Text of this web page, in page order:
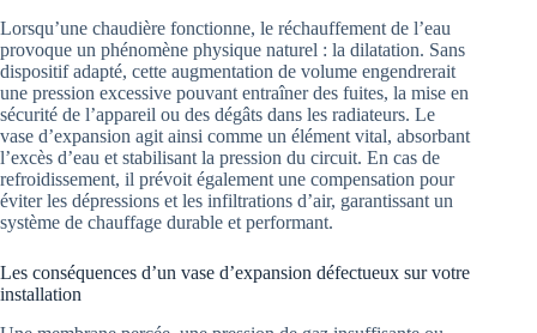
Lorsqu’une chaudière fonctionne, le réchauffement de l’eau
provoque un phénomène physique naturel : la dilatation. Sans
dispositif adapté, cette augmentation de volume engendrerait
une pression excessive pouvant entraîner des fuites, la mise en
sécurité de l’appareil ou des dégâts dans les radiateurs. Le
vase d’expansion agit ainsi comme un élément vital, absorbant
l’excès d’eau et stabilisant la pression du circuit. En cas de
refroidissement, il prévoit également une compensation pour
éviter les dépressions et les infiltrations d’air, garantissant un
système de chauffage durable et performant.
Les conséquences d’un vase d’expansion défectueux sur votre
installation